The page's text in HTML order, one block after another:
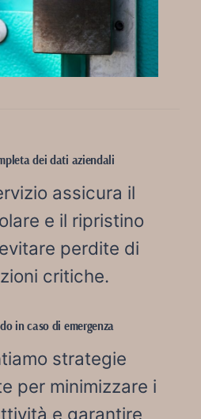
dei dati aziendali
assicura il
e il ripristino
perdite di
critiche.
in caso di emergenza
strategie
per minimizzare i
e garantire